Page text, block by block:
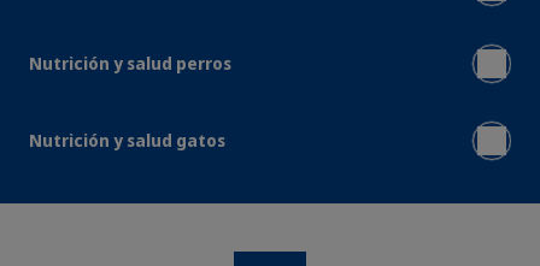
Nutrición y salud perros
Nutrición y salud gatos